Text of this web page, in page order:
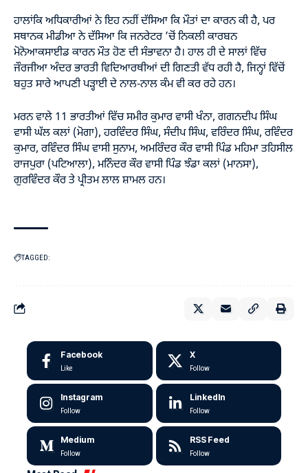
ਹਾਲਾਂਕਿ ਅਧਿਕਾਰੀਆਂ ਨੇ ਇਹ ਨਹੀਂ ਦੱਸਿਆ ਕਿ ਮੌਤਾਂ ਦਾ ਕਾਰਨ ਕੀ ਹੈ, ਪਰ
ਸਥਾਨਕ ਮੀਡੀਆ ਨੇ ਦੱਸਿਆ ਕਿ ਜਨਰੇਟਰ ’ਚੋਂ ਨਿਕਲੀ ਕਾਰਬਨ
ਮੋਨੋਆਕਸਾਈਡ ਕਾਰਨ ਮੌਤ ਹੋਣ ਦੀ ਸੰਭਾਵਨਾ ਹੈ। ਹਾਲ ਹੀ ਦੇ ਸਾਲਾਂ ਵਿੱਚ
ਜੌਰਜੀਆ ਅੰਦਰ ਭਾਰਤੀ ਵਿਦਿਆਰਥੀਆਂ ਦੀ ਗਿਣਤੀ ਵੱਧ ਰਹੀ ਹੈ, ਜਿਨ੍ਹਾਂ ਵਿੱਚੋਂ
ਬਹੁਤ ਸਾਰੇ ਆਪਣੀ ਪੜ੍ਹਾਈ ਦੇ ਨਾਲ-ਨਾਲ ਕੰਮ ਵੀ ਕਰ ਰਹੇ ਹਨ।
ਮਰਨ ਵਾਲੇ 11 ਭਾਰਤੀਆਂ ਵਿੱਚ ਸਮੀਰ ਕੁਮਾਰ ਵਾਸੀ ਖੰਨਾ, ਗਗਨਦੀਪ ਸਿੰਘ
ਵਾਸੀ ਘੱਲ ਕਲਾਂ (ਮੋਗਾ), ਹਰਵਿੰਦਰ ਸਿੰਘ, ਸੰਦੀਪ ਸਿੰਘ, ਵਰਿੰਦਰ ਸਿੰਘ, ਰਵਿੰਦਰ
ਕੁਮਾਰ, ਰਵਿੰਦਰ ਸਿੰਘ ਵਾਸੀ ਸੁਨਾਮ, ਅਮਰਿੰਦਰ ਕੌਰ ਵਾਸੀ ਪਿੰਡ ਮਹਿਮਾ ਤਹਿਸੀਲ
ਰਾਜਪੁਰਾ (ਪਟਿਆਲਾ), ਮਨਿੰਦਰ ਕੌਰ ਵਾਸੀ ਪਿੰਡ ਝੰਡਾ ਕਲਾਂ (ਮਾਨਸਾ),
ਗੁਰਵਿੰਦਰ ਕੌਰ ਤੇ ਪ੍ਰੀਤਮ ਲਾਲ ਸ਼ਾਮਲ ਹਨ।
TAGGED:
Facebook
Like
X
Follow
Instagram
Follow
LinkedIn
Follow
Medium
Follow
RSS Feed
Follow